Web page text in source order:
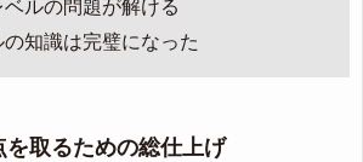
ルの問題が解ける
知識は完璧になった
取るための総仕上げ